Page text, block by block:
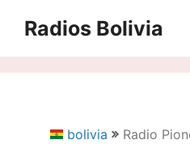
Radios Bolivia
bolivia Radio